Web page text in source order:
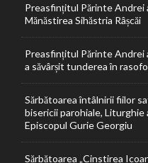
Preasfințitul Părinte Andrei
Mănăstirea Sihăstria Râșcăi
Preasfințitul Părinte Andrei
a săvârșit tunderea în
Sărbătoarea întâlnirii fiilor
bisericii parohiale, Liturghie
Episcopul Gurie Georgiu
Sărbătoarea „Cinstirea